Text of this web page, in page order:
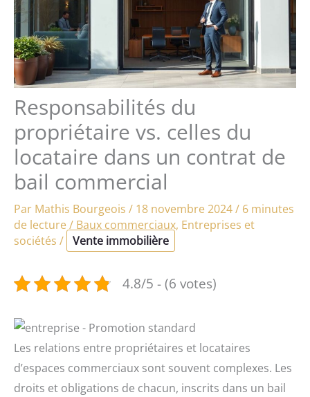
Responsabilités du
propriétaire vs. celles du
locataire dans un contrat de
bail commercial
Par Mathis Bourgeois / 18 novembre 2024/ 6 minutes
de lecture/ Baux commerciaux, Entreprises et
sociétés / Vente immobilière
4.8/5 - (6 votes)
Les relations entre propriétaires et locataires
d’espaces commerciaux sont souvent complexes. Les
droits et obligations de chacun, inscrits dans un bail